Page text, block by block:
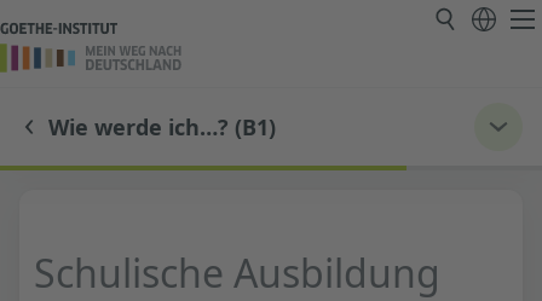
Wie werde ich…? (B1)
Schulische Ausbildung